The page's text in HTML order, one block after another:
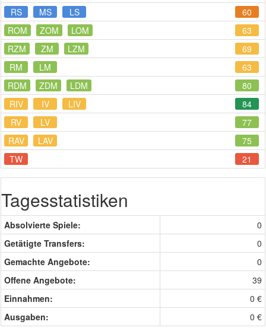
RS
MS LS
60
ROM
ZOM LOM
63
RZM
ZM LZM
69
RM
LM
63
RDM
ZDM LDM
80
RIV
IV LIV
84
RV
LV
77
RAV
LAV
75
TW
21
Tagesstatistiken
Absolvierte Spiele:
0
Getätigte Transfers:
0
Gemachte Angebote:
0
Offene Angebote:
39
Einnahmen:
0 €
Ausgaben:
0 €